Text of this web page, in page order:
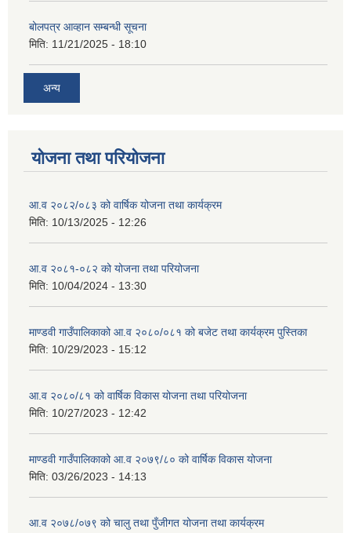
बोलपत्र आव्हान सम्बन्धी सूचना
मिति: 11/21/2025 - 18:10
अन्य
योजना तथा परियोजना
आ.व २०८२/०८३ को वार्षिक योजना तथा कार्यक्रम
मिति: 10/13/2025 - 12:26
आ.व २०८१-०८२ को योजना तथा परियोजना
मिति: 10/04/2024 - 13:30
माण्डवी गाउँपालिकाको आ.व २०८०/०८१ को बजेट तथा कार्यक्रम पुस्तिका
मिति: 10/29/2023 - 15:12
आ.व २०८०/८१ को वार्षिक विकास योजना तथा परियोजना
मिति: 10/27/2023 - 12:42
माण्डवी गाउँपालिकाको आ.व २०७९/८० को वार्षिक विकास योजना
मिति: 03/26/2023 - 14:13
आ.व २०७८/०७९ को चालु तथा पुँजीगत योजना तथा कार्यक्रम